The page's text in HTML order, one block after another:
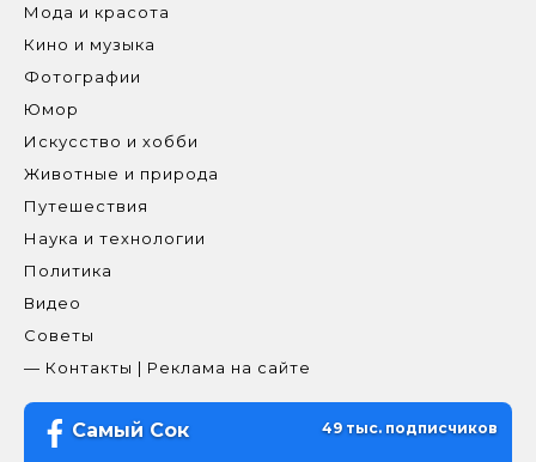
Мода и красота
Кино и музыка
Фотографии
Юмор
Искусство и хобби
Животные и природа
Путешествия
Наука и технологии
Политика
Видео
Советы
— Контакты | Реклама на сайте
Самый Сок 49 тыс. подписчиков